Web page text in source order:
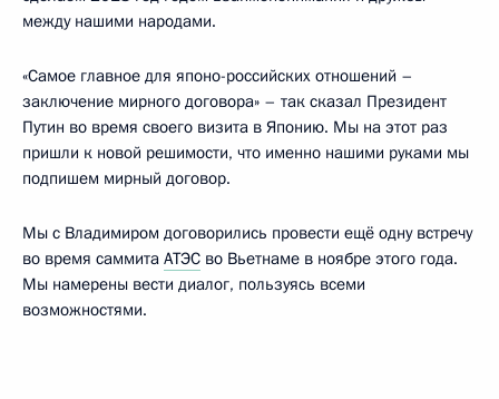
между нашими народами.
«Самое главное для японо-российских отношений –
заключение мирного договора» – так сказал Президент
Путин во время своего визита в Японию. Мы на этот раз
пришли к новой решимости, что именно нашими руками мы
подпишем мирный договор.
Мы с Владимиром договорились провести ещё одну встречу
во время саммита АТЭС во Вьетнаме в ноябре этого года.
Мы намерены вести диалог, пользуясь всеми
возможностями.